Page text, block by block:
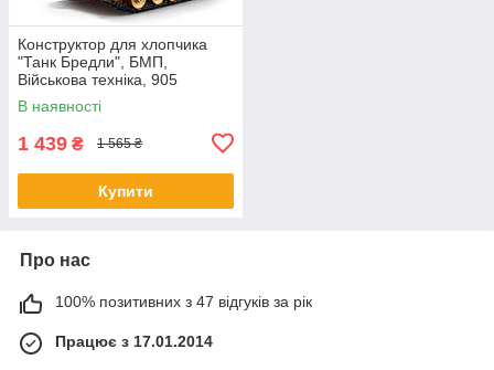
Конструктор для хлопчика
"Танк Бредли", БМП,
Військова техніка, 905
деталей, SLUBAN M38-B1363
В наявності
1 439 ₴ 1 565 ₴
Купити
Про нас
100% позитивних з 47 відгуків за рік
Працює з 17.01.2014